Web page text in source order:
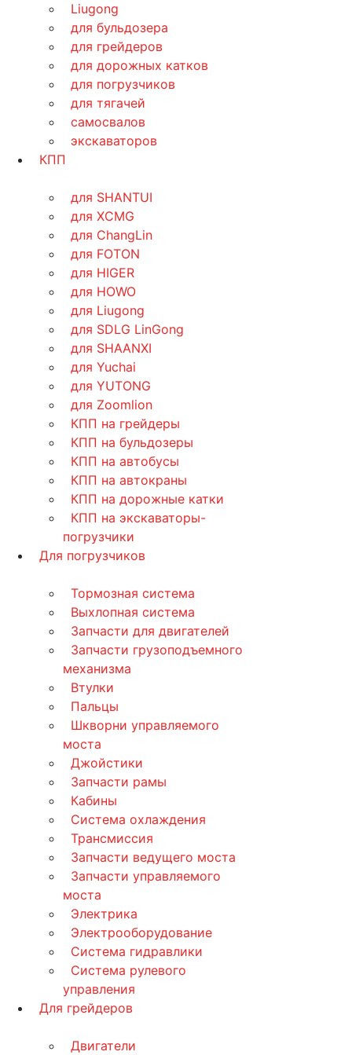
Liugong
для бульдозера
для грейдеров
для дорожных катков
для погрузчиков
для тягачей
самосвалов
экскаваторов
КПП
для SHANTUI
для XCMG
для ChangLin
для FOTON
для HIGER
для HOWO
для Liugong
для SDLG LinGong
для SHAANXI
для Yuchai
для YUTONG
для Zoomlion
КПП на грейдеры
КПП на бульдозеры
КПП на автобусы
КПП на автокраны
КПП на дорожные катки
КПП на экскаваторы-
погрузчики
Для погрузчиков
Тормозная система
Выхлопная система
Запчасти для двигателей
Запчасти грузоподъемного
механизма
Втулки
Пальцы
Шкворни управляемого
моста
Джойстики
Запчасти рамы
Кабины
Система охлаждения
Трансмиссия
Запчасти ведущего моста
Запчасти управляемого
моста
Электрика
Электрооборудование
Система гидравлики
Система рулевого
управления
Для грейдеров
Двигатели